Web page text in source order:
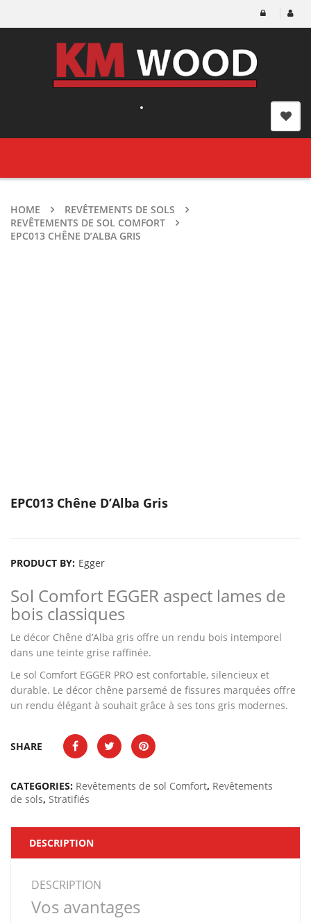
HOME
REVÊTEMENTS DE SOLS
REVÊTEMENTS DE SOL COMFORT
EPC013 CHÊNE D’ALBA GRIS
EPC013 Chêne D’Alba Gris
PRODUCT BY: Egger
Sol Comfort EGGER aspect lames de
bois classiques
Le décor Chêne d’Alba gris offre un rendu bois intemporel
dans une teinte grise raffinée.
Le sol Comfort EGGER PRO est confortable, silencieux et
durable. Le décor chêne parsemé de fissures marquées offre
un rendu élégant à souhait grâce à ses tons gris modernes.
SHARE
CATEGORIES: Revêtements de sol Comfort, Revêtements
de sols, Stratifiés
DESCRIPTION
DESCRIPTION
Vos avantages